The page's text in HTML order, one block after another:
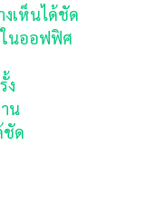
เห็นได้ชัด
ในออฟฟิศ
ง
น
ชัด